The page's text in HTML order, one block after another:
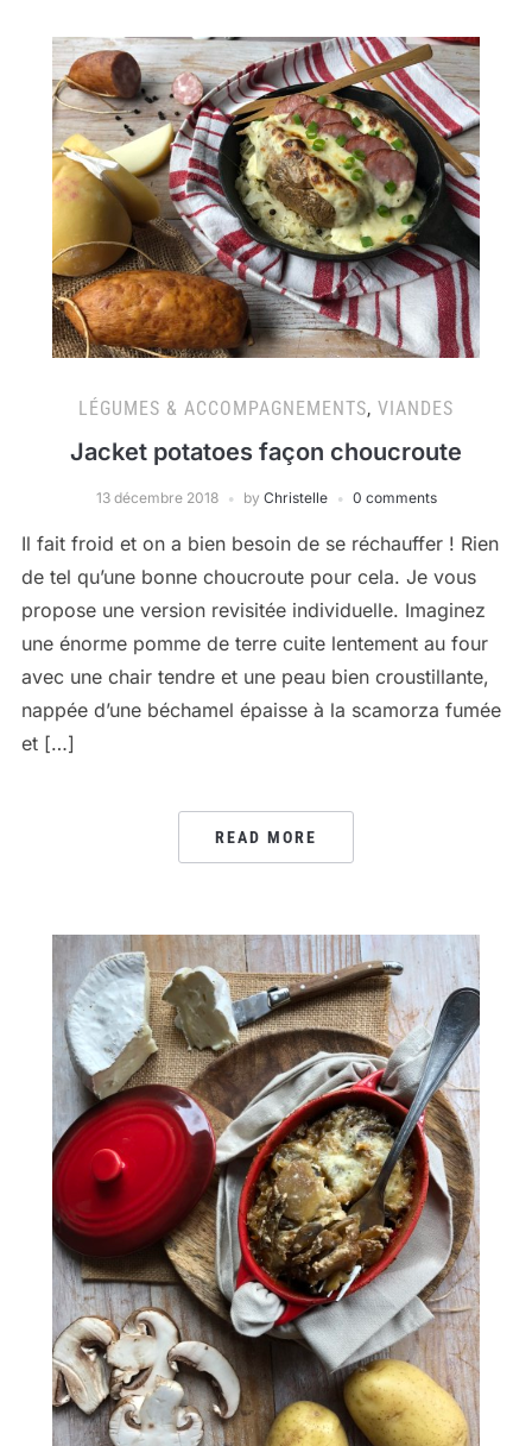
LÉGUMES & ACCOMPAGNEMENTS, VIANDES
Jacket potatoes façon choucroute
13 décembre 2018 by Christelle 0 comments
Il fait froid et on a bien besoin de se réchauffer ! Rien
de tel qu’une bonne choucroute pour cela. Je vous
propose une version revisitée individuelle. Imaginez
une énorme pomme de terre cuite lentement au four
avec une chair tendre et une peau bien croustillante,
nappée d’une béchamel épaisse à la scamorza fumée
et […]
READ MORE